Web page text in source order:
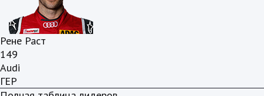
Рене Раст
149
Audi
ГЕР